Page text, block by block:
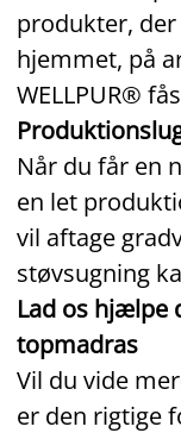
produkter,
hjemmet, på
WELLPUR®
Når du får en
en let
vil aftage
støvsugning
Lad os hjælpe
topmadras
Vil du vide
er den rigtige